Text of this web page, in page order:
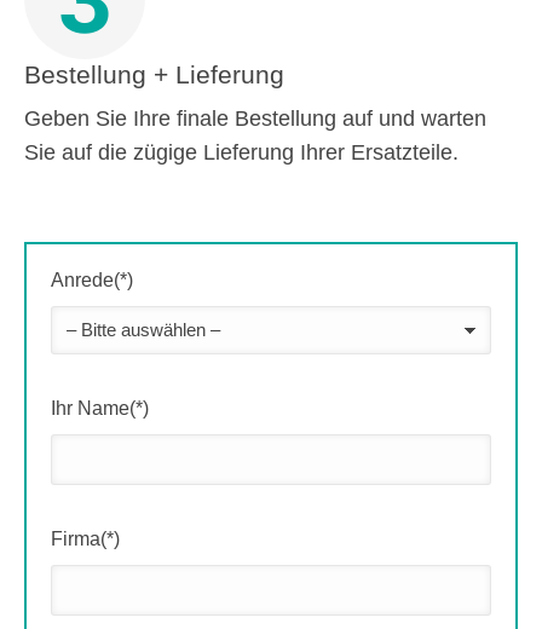
Bestellung + Lieferung
Geben Sie Ihre finale Bestellung auf und warten
Sie auf die zügige Lieferung Ihrer Ersatzteile.
Anrede(*)
Ihr Name(*)
Firma(*)